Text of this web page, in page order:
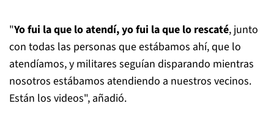
"Yo fui la que lo atendí, yo fui la que lo rescaté, junto
con todas las personas que estábamos ahí, que lo
atendíamos, y militares seguían disparando mientras
nosotros estábamos atendiendo a nuestros vecinos.
Están los videos", añadió.